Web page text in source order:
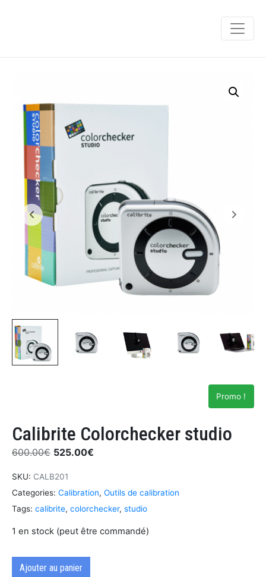
Promo !
Calibrite Colorchecker studio
600.00€ 525.00€
SKU: CALB201
Categories: Calibration, Outils de calibration
Tags: calibrite, colorchecker, studio
1 en stock (peut être commandé)
Ajouter au panier